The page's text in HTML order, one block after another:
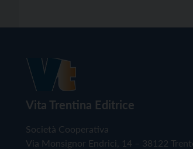
Vita Trentina Editrice
Società Cooperativa
Via Monsignor Endrici, 14 – 38122